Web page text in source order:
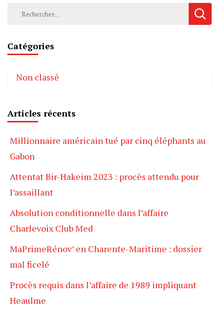
Rechercher :
Catégories
Non classé
Articles récents
Millionnaire américain tué par cinq éléphants au
Gabon
Attentat Bir-Hakeim 2023 : procès attendu pour
l’assaillant
Absolution conditionnelle dans l’affaire
Charlevoix Club Med
MaPrimeRénov’ en Charente-Maritime : dossier
mal ficelé
Procès requis dans l’affaire de 1989 impliquant
Heaulme